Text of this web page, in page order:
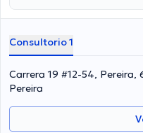
especialidad. El Dr. lleva más
miembro de diversas
Rios ha formado parte en
tener una formación continua
anunciado diversos
Español.
Consultorio 1
Carrera 19 #12-54,
Pereira